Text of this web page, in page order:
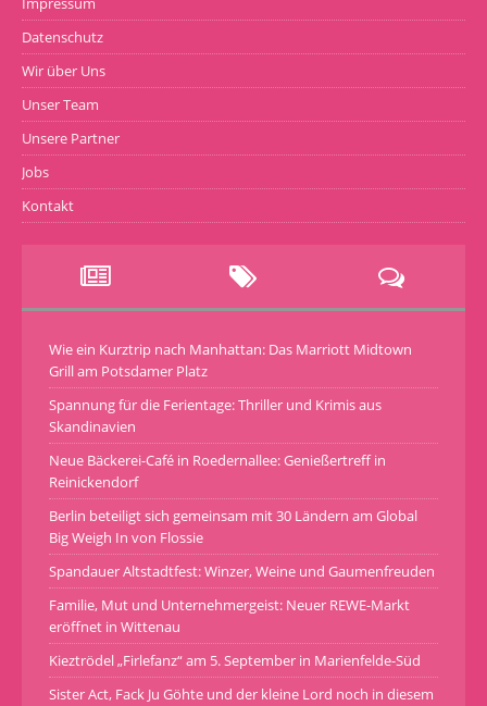
Datenschutz
Wir über Uns
Unser Team
Unsere Partner
Jobs
Kontakt
Wie ein Kurztrip nach Manhattan: Das Marriott Midtown
Grill am Potsdamer Platz
Spannung für die Ferientage: Thriller und Krimis aus
Skandinavien
Neue Bäckerei-Café in Roedernallee: Genießertreff in
Reinickendorf
Berlin beteiligt sich gemeinsam mit 30 Ländern am Global
Big Weigh In von Flossie
Spandauer Altstadtfest: Winzer, Weine und Gaumenfreuden
Familie, Mut und Unternehmergeist: Neuer REWE-Markt
eröffnet in Wittenau
Kieztrödel „Firlefanz“ am 5. September in Marienfelde-Süd
Sister Act, Fack Ju Göhte und der kleine Lord noch in diesem